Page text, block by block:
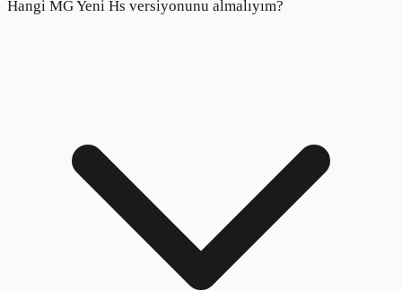
Hangi MG Yeni Hs versiyonunu almalıyım?